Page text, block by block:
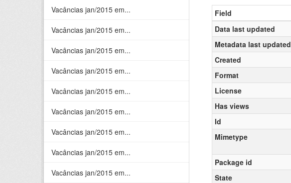
Vacâncias jan/2015 em...
Vacâncias jan/2015 em...
Vacâncias jan/2015 em...
Vacâncias jan/2015 em...
Vacâncias jan/2015 em...
Vacâncias jan/2015 em...
Vacâncias jan/2015 em...
Vacâncias jan/2015 em...
Vacâncias jan/2015 em...
Field
Data last updated
Metadata last updated
Created
Format
License
Has views
Id
Mimetype
Package id
State